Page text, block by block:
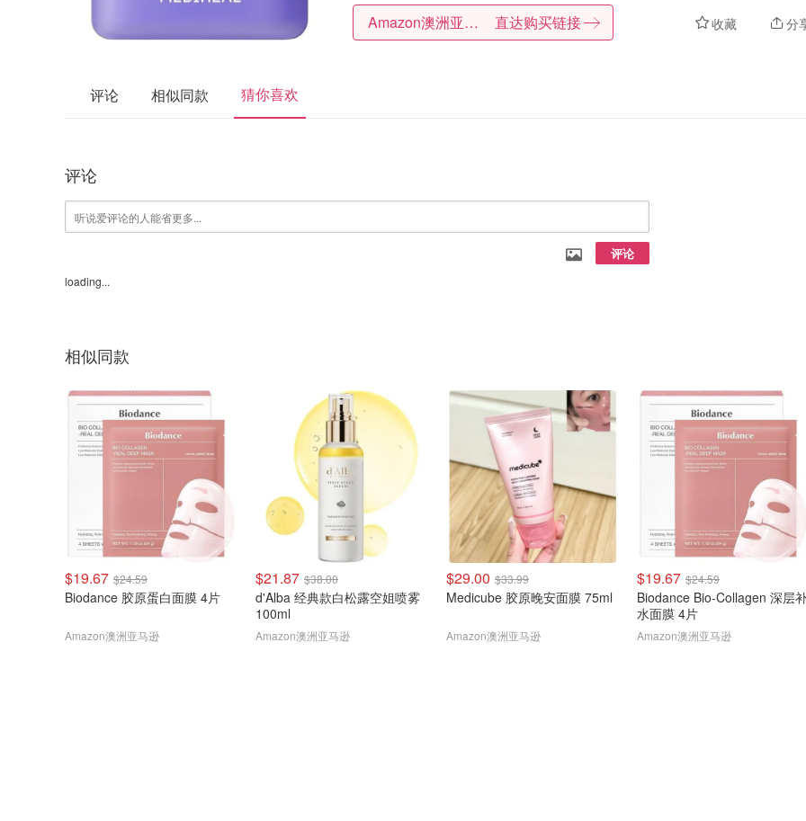
收藏 分
Amazon澳洲亚马逊 直达购买链接
评论 相似同款 猜你喜欢
评论
评论
loading...
相似同款
$19.67 $24.59
Biodance 胶原蛋白面膜 4片
Amazon澳洲亚马逊
$21.87 $38.00
d'Alba 经典款白松露空姐喷雾
100ml
Amazon澳洲亚马逊
$29.00 $33.99
Medicube 胶原晚安面膜 75ml
Amazon澳洲亚马逊
$19.67 $24.59
Biodance Bio-Collagen 深层
水面膜 4片
Amazon澳洲亚马逊